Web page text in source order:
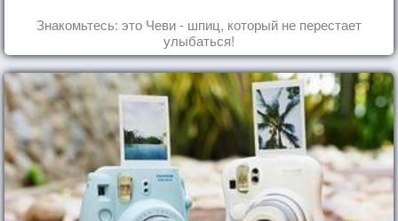
Знакомьтесь: это Чеви - шпиц, который не перестает
улыбаться!